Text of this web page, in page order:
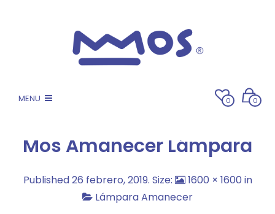
MENU 0 0
Mos Amanecer Lámpara
Published26 febrero, 2019. Size: 1600 × 1600 in
Lámpara Amanecer